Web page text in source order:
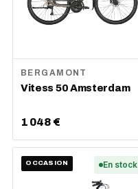
BERGAMONT
Vitess 50 Amsterdam
1 048 €
OCCASION En stock